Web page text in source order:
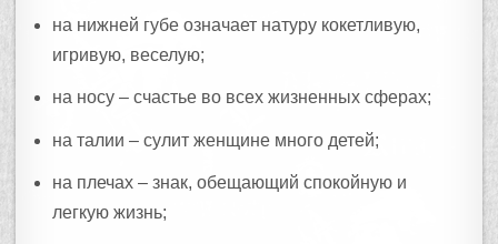
на нижней губе означает натуру кокетливую,
игривую, веселую;
на носу – счастье во всех жизненных сферах;
на талии – сулит женщине много детей;
на плечах – знак, обещающий спокойную и
легкую жизнь;